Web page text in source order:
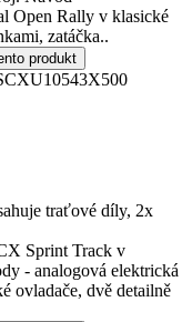
Open Rally v klasické
zatáčka..
produkt
traťové díly, 2x
Sprint Track v
- analogová elektrická
ovladače, dvě detailně